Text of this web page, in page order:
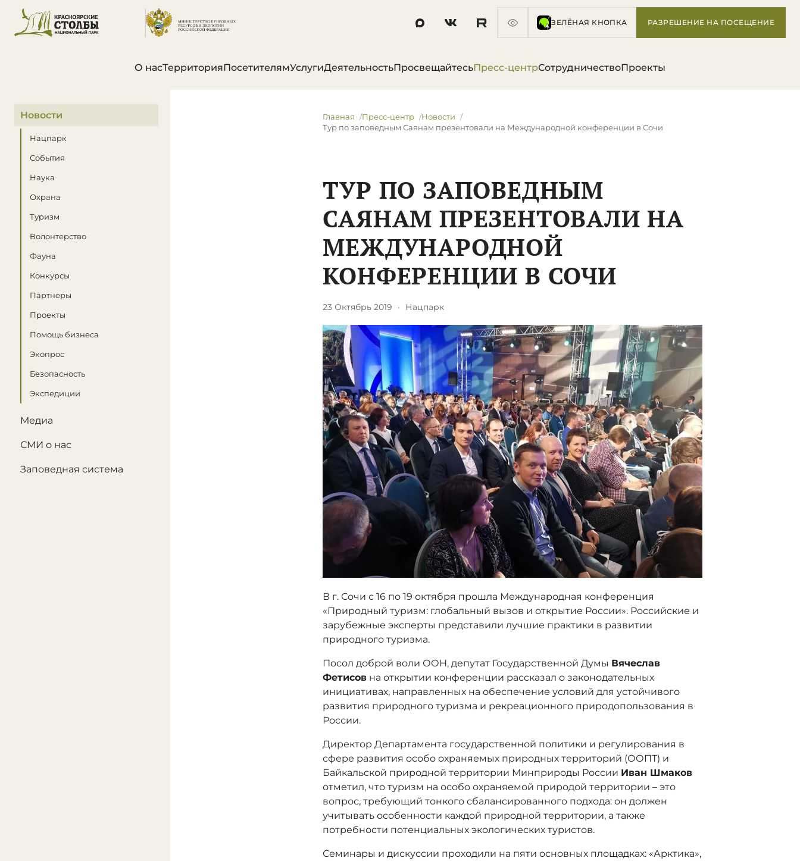
ЗЕЛЁНАЯ КНОПКА РАЗРЕШЕНИЕ НА ПОСЕЩЕНИЕ
О насТерриторияПосетителямУслугиДеятельностьПросвещайтесьПресс-центрСотрудничествоПроекты
В этом разделе
Новости
Нацпарк
События
Наука
Охрана
Туризм
Волонтерство
Фауна
Конкурсы
Партнеры
Проекты
Помощь бизнеса
Экопрос
Безопасность
Экспедиции
Медиа
СМИ о нас
Заповедная система
Главная Пресс-центр
Новости
​Тур по заповедным Саянам презентовали на Международной конференции в Сочи
​ТУР ПО ЗАПОВЕДНЫМ
САЯНАМ ПРЕЗЕНТОВАЛИ НА
МЕЖДУНАРОДНОЙ
КОНФЕРЕНЦИИ В СОЧИ
23 Октябрь 2019 · Нацпарк
В г. Сочи с 16 по 19 октября прошла Международная конференция
«Природный туризм: глобальный вызов и открытие России». Российские и
зарубежные эксперты представили лучшие практики в развитии
природного туризма.
Посол доброй воли ООН, депутат Государственной Думы Вячеслав
Фетисов на открытии конференции рассказал о законодательных
инициативах, направленных на обеспечение условий для устойчивого
развития природного туризма и рекреационного природопользования в
России.
Директор Департамента государственной политики и регулирования в
сфере развития особо охраняемых природных территорий (ООПТ) и
Байкальской природной территории Минприроды России Иван Шмаков
отметил, что туризм на особо охраняемой природой территории – это
вопрос, требующий тонкого сбалансированного подхода: он должен
учитывать особенности каждой природной территории, а также
потребности потенциальных экологических туристов.
Семинары и дискуссии проходили на пяти основных площадках: «Арктика»,